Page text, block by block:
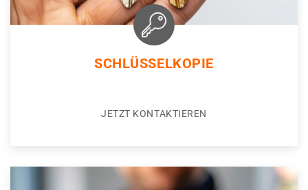
SCHLÜSSELKOPIE
JETZT KONTAKTIEREN